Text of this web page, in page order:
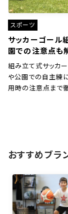
スポーツ
サッカーゴール
園での注意点も
組み立て式サッカ
や公園での自主練
用時の注意点まで
おすすめブラ